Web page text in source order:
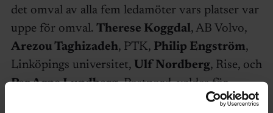
det omval av alla fem ledamöter vars platser var
uppe för omval. Therese Koggdal, AB Volvo,
Arezou Taghizadeh, PTK, Philip Engström,
Linköpings universitet, Ulf Nordberg, Rise, och
Per Arne Lundberg, Postnord, valdes för
2023–2025. (övriga i förbundsstyrelsen, se